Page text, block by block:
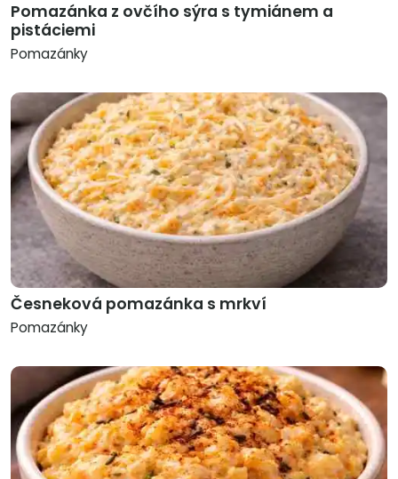
Pomazánka z ovčího sýra s tymiánem a
pistáciemi
Pomazánky
Česneková pomazánka s mrkví
Pomazánky